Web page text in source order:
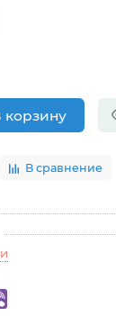
корзину
В сравнение